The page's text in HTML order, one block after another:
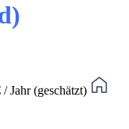
Jahr (geschätzt)